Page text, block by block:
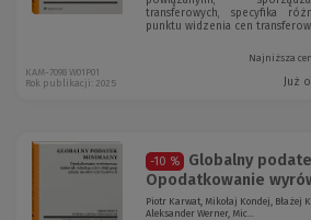
transferowych, specyfika
punktu widzenia cen
Najniższa
Już
KAM-7098 W01P01
Rok publikacji: 2025
-10 %
Globalny
Opodatkowanie
Piotr Karwat, Mikołaj Kondej, Błażej
Aleksander Werner, Mic...